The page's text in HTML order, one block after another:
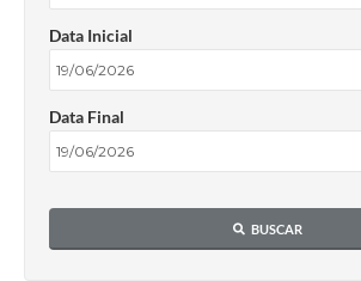
Portal Compras
Turismo
Ouvidoria
Data Inicial
Data Final
BUSCAR